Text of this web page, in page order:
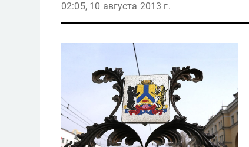
02:05, 10 августа 2013 г.